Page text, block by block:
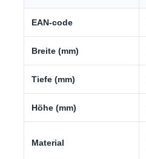
EAN-code
Breite (mm)
Tiefe (mm)
Höhe (mm)
Material